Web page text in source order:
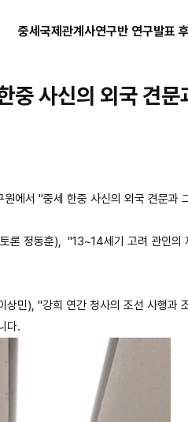
중세국제관계사연구반 연구발표 후
중 사신의 외국 견문
에서 "중세 한중 사신의 외국 견문과
론 정동훈), "13~14세기 고려 관인
), "강희 연간 청사의 조선 사행과
다.